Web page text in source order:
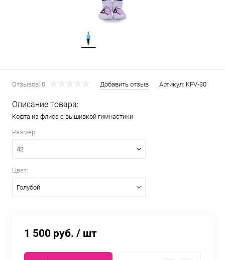
Отзывов: 0 Добавить отзыв Артикул: KFV-30
Описание товара:
Кофта из флиса с вышивкой гимнастики
Размер:
42
Цвет:
Голубой
1 500 руб. / шт